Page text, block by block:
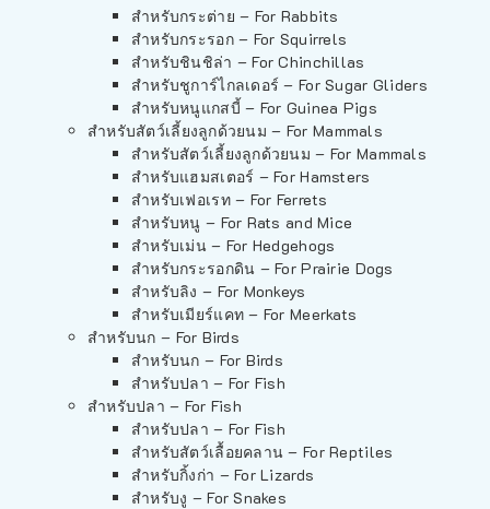
สำหรับกระต่าย – For Rabbits
สำหรับกระรอก – For Squirrels
สำหรับชินชิล่า – For Chinchillas
สำหรับชูการ์ไกลเดอร์ – For Sugar Gliders
สำหรับหนูแกสบี้ – For Guinea Pigs
สำหรับสัตว์เลี้ยงลูกด้วยนม – For Mammals
สำหรับสัตว์เลี้ยงลูกด้วยนม – For Mammals
สำหรับแฮมสเตอร์ – For Hamsters
สำหรับเฟอเรท – For Ferrets
สำหรับหนู – For Rats and Mice
สำหรับเม่น – For Hedgehogs
สำหรับกระรอกดิน – For Prairie Dogs
สำหรับลิง – For Monkeys
สำหรับเมียร์แคท – For Meerkats
สำหรับนก – For Birds
สำหรับนก – For Birds
สำหรับปลา – For Fish
สำหรับปลา – For Fish
สำหรับปลา – For Fish
สำหรับสัตว์เลื้อยคลาน – For Reptiles
สำหรับกิ้งก่า – For Lizards
สำหรับงู – For Snakes